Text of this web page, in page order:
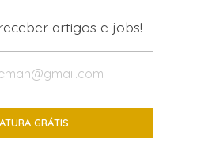
artigos e jobs!